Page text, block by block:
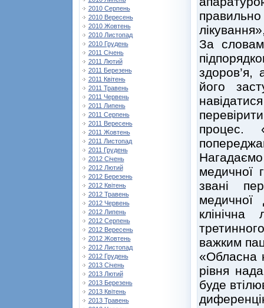
2010 Серпень
2010 Вересень
2010 Жовтень
2010 Листопад
2010 Грудень
2011 Січень
2011 Лютий
2011 Березень
2011 Квітень
2011 Травень
2011 Червень
2011 Липень
2011 Серпень
2011 Вересень
2011 Жовтень
2011 Листопад
2011 Грудень
2012 Січень
2012 Лютий
2012 Березень
2012 Квітень
2012 Травень
2012 Червень
2012 Липень
2012 Серпень
2012 Вересень
2012 Жовтень
2012 Листопад
2012 Грудень
2013 Січень
2013 Лютий
2013 Березень
2013 Квітень
2013 Травень
За
здоров’я,
його
процес.
медичної
звані
важким
«Обласна
рівня
буде